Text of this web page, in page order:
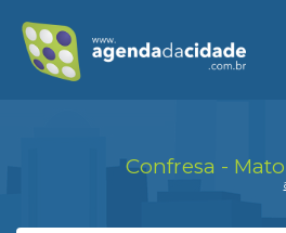
Confresa -